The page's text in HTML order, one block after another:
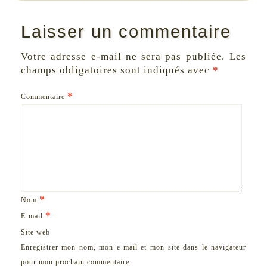
Laisser un commentaire
Votre adresse e-mail ne sera pas publiée. Les
champs obligatoires sont indiqués avec *
Commentaire *
Nom *
E-mail *
Site web
Enregistrer mon nom, mon e-mail et mon site dans le navigateur
pour mon prochain commentaire.